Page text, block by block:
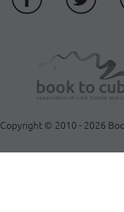
Copyright © 2010 - 2026